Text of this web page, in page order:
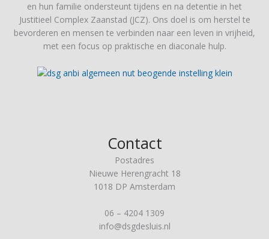
en hun familie ondersteunt tijdens en na detentie in het
Justitieel Complex Zaanstad (JCZ). Ons doel is om herstel te
bevorderen en mensen te verbinden naar een leven in vrijheid,
met een focus op praktische en diaconale hulp​.
Contact
Postadres
Nieuwe Herengracht 18
1018 DP Amsterdam
06 – 4204 1309
info@dsgdesluis.nl